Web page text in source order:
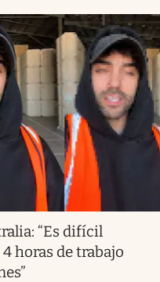
“Es difícil
horas de trabajo